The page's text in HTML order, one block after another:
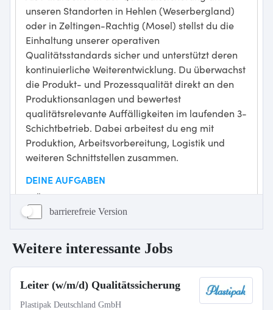
barrierefreie Version
Weitere interessante Jobs
Leiter (w/m/d) Qualitätssicherung
Plastipak Deutschland GmbH